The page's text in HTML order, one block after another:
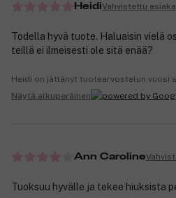
HeidiVahvistettu
Todella hyvä tuote. Haluaisin vielä
teillä ei ilmeisesti ole sitä enää?
Heidi on jättänyt tuotearvostelun vuosi
Näytä alkuperäinen
Ann Caroline
Tuoksuu hyvälle ja tekee hiuksista